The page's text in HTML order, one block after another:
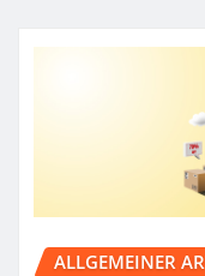
ALLGEMEINER